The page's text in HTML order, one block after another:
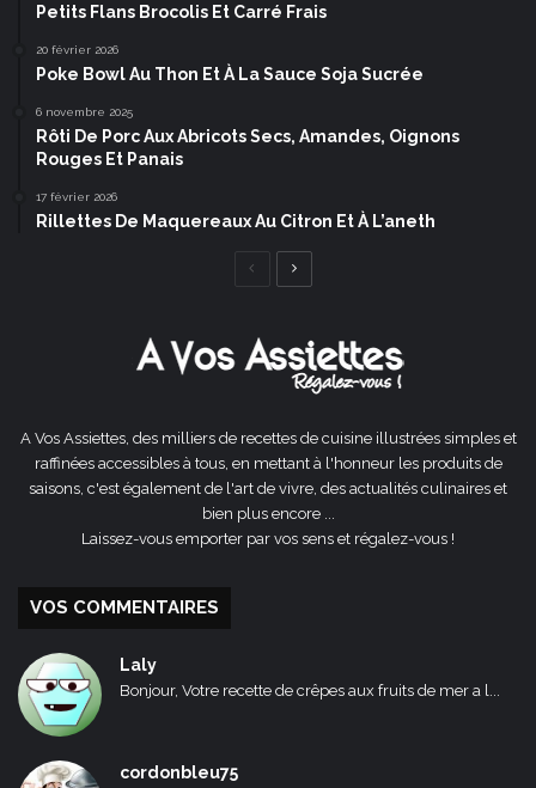
Petits Flans Brocolis Et Carré Frais
20 février 2026
Poke Bowl Au Thon Et À La Sauce Soja Sucrée
6 novembre 2025
Rôti De Porc Aux Abricots Secs, Amandes, Oignons
Rouges Et Panais
17 février 2026
Rillettes De Maquereaux Au Citron Et À L’aneth
Page
A Vos Assiettes, des milliers de recettes de cuisine illustrées simples et
raffinées accessibles à tous, en mettant à l'honneur les produits de
saisons, c'est également de l'art de vivre, des actualités culinaires et
bien plus encore ...
Laissez-vous emporter par vos sens et régalez-vous !
VOS COMMENTAIRES
Laly
Bonjour, Votre recette de crêpes aux fruits de mer a l...
cordonbleu75